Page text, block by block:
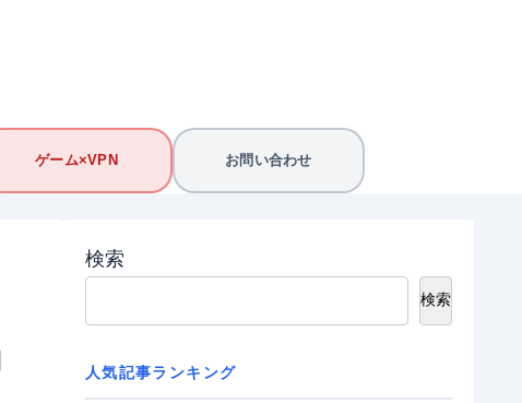
ゲーム×VPN お問い合わせ
検索
検索
人気記事ランキング